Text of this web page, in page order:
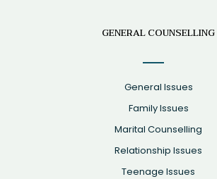
GENERAL COUNSELLING
General Issues
Family Issues
Marital Counselling
Relationship Issues
Teenage Issues